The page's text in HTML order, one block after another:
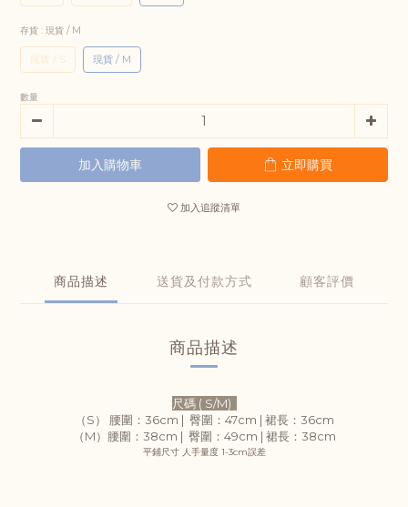
存貨 : 現貨 / M
現貨 / S 現貨 / M
數量
加入購物車 立即購買
加入追蹤清單
商品描述 送貨及付款方式 顧客評價
商品描述
尺碼 ( S/M)
（S） 腰圍：36cm | 臀圍：47cm | 裙長：36cm
（M）腰圍：38cm | 臀圍：49cm | 裙長：38cm
平鋪尺寸 人手量度 1-3cm誤差